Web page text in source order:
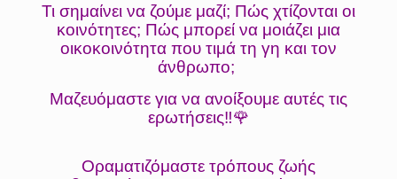
Τι σημαίνει να ζούμε μαζί; Πώς χτίζονται οι
κοινότητες; Πώς μπορεί να μοιάζει μια
οικοκοινότητα που τιμά τη γη και τον
άνθρωπο;
Μαζευόμαστε για να ανοίξουμε αυτές τις
ερωτήσεις‼️🌹
Οραματιζόμαστε τρόπους ζωής